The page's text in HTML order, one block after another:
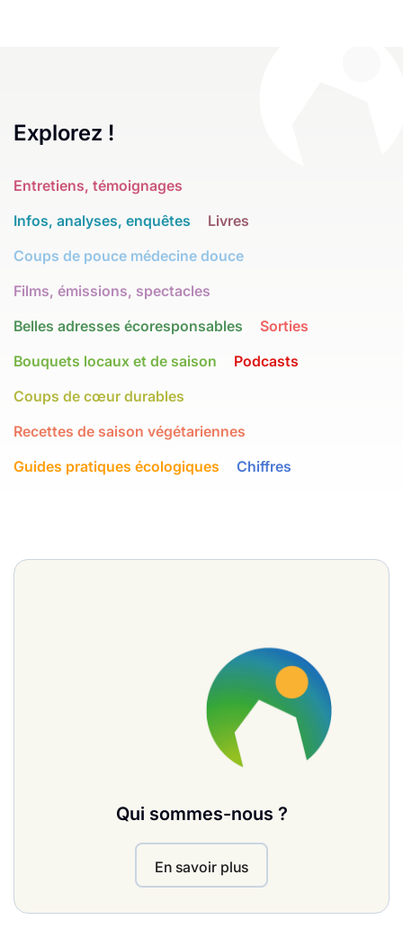
Explorez !
Entretiens, témoignages
Infos, analyses, enquêtes
Livres
Coups de pouce médecine douce
Films, émissions, spectacles
Belles adresses écoresponsables
Sorties
Bouquets locaux et de saison
Podcasts
Coups de cœur durables
Recettes de saison végétariennes
Guides pratiques écologiques
Chiffres
Qui sommes-nous ?
En savoir plus